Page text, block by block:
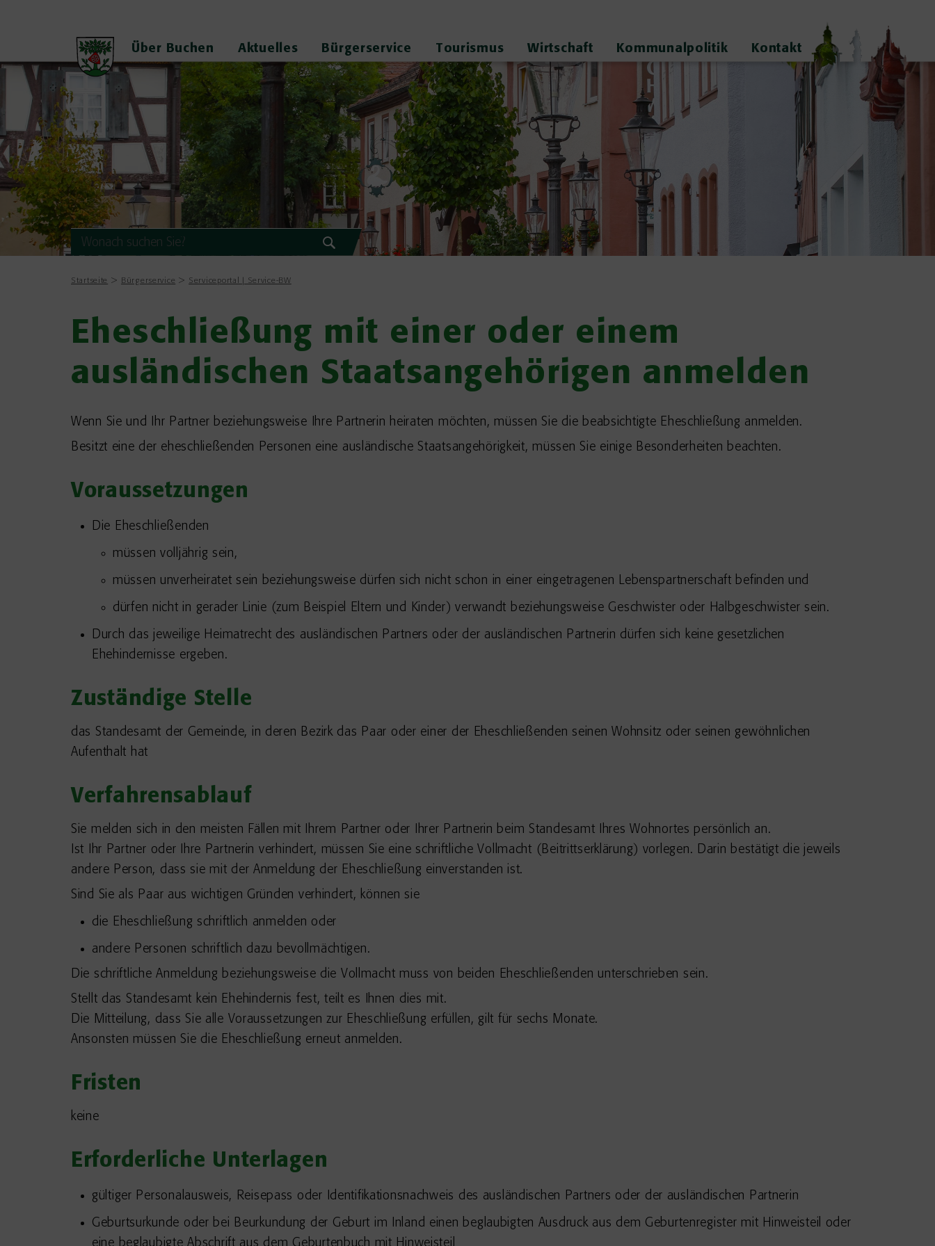
Über Buchen Aktuelles Bürgerservice Tourismus Wirtschaft Kommunalpolitik Kontakt
Startseite Bürgerservice Serviceportal | Service-BW
Eheschließung mit einer oder einem
ausländischen Staatsangehörigen anmelden
Wenn Sie und Ihr Partner beziehungsweise Ihre Partnerin heiraten möchten, müssen Sie die beabsichtigte Eheschließung anmelden.
Besitzt eine der eheschließenden Personen eine ausländische Staatsangehörigkeit, müssen Sie einige Besonderheiten beachten.
Voraussetzungen
Die Eheschließenden
müssen volljährig sein,
müssen unverheiratet sein beziehungsweise dürfen sich nicht schon in einer eingetragenen Lebenspartnerschaft befinden und
dürfen nicht in gerader Linie (zum Beispiel Eltern und Kinder) verwandt beziehungsweise Geschwister oder Halbgeschwister sein.
Durch das jeweilige Heimatrecht des ausländischen Partners oder der ausländischen Partnerin dürfen sich keine gesetzlichen
Ehehindernisse ergeben.
Zuständige Stelle
das Standesamt der Gemeinde, in deren Bezirk das Paar oder einer der Eheschließenden seinen Wohnsitz oder seinen gewöhnlichen
Aufenthalt hat
Verfahrensablauf
Sie melden sich in den meisten Fällen mit Ihrem Partner oder Ihrer Partnerin beim Standesamt Ihres Wohnortes persönlich an.
Ist Ihr Partner oder Ihre Partnerin verhindert, müssen Sie eine schriftliche Vollmacht (Beitrittserklärung) vorlegen. Darin bestätigt die jeweils
andere Person, dass sie mit der Anmeldung der Eheschließung einverstanden ist.
Sind Sie als Paar aus wichtigen Gründen verhindert, können sie
die Eheschließung schriftlich anmelden oder
andere Personen schriftlich dazu bevollmächtigen.
Die schriftliche Anmeldung beziehungsweise die Vollmacht muss von beiden Eheschließenden unterschrieben sein.
Stellt das Standesamt kein Ehehindernis fest, teilt es Ihnen dies mit.
Die Mitteilung, dass Sie alle Voraussetzungen zur Eheschließung erfüllen, gilt für sechs Monate.
Ansonsten müssen Sie die Eheschließung erneut anmelden.
Fristen
keine
Erforderliche Unterlagen
gültiger Personalausweis, Reisepass oder Identifikationsnachweis des ausländischen Partners oder der ausländischen Partnerin
Geburtsurkunde oder bei Beurkundung der Geburt im Inland einen beglaubigten Ausdruck aus dem Geburtenregister mit Hinweisteil oder
eine beglaubigte Abschrift aus dem Geburtenbuch mit Hinweisteil